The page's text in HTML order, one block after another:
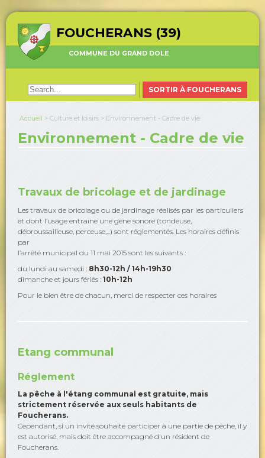
FOUCHERANS (39)
COMMUNE DU GRAND DOLE
SORTIR À FOUCHERANS
Accueil > Culture et loisirs > Environnement - Cadre de vie
Environnement - Cadre de vie
Travaux de bricolage et de jardinage
Les travaux de bricolage ou de jardinage réalisés par les particuliers
et dont l’usage entraîne une gêne sonore (tondeuse,
débroussailleuse, perceuse,...) sont réglementés. Les horaires définis
par
l’arrêté municipal du 11 mai 2015 sont les suivants :
du lundi au samedi : 8h30-12h / 14h-19h30
dimanche et jours fériés : 10h-12h
Pour le bien être de chacun, merci de respecter ces horaires
Etang communal
Réglement
La pêche à l'étang communal est gratuite, mais
strictement réservée aux seuls habitants de
Foucherans.
Cependant, si un invité souhaite participer à une partie de pêche, il y
est autorisé, mais doit être accompagné d'un résident de
Foucherans.